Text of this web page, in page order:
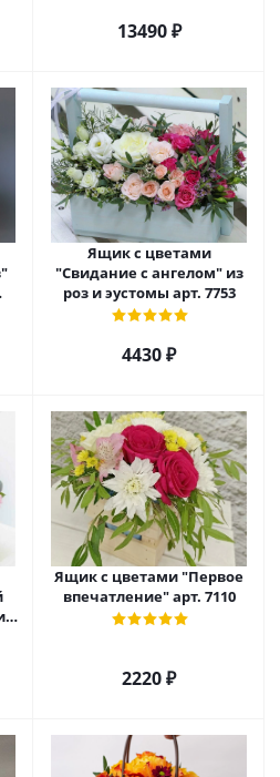
13490 ₽
Ящик с цветами
"Свидание с ангелом" из
роз и эустомы арт. 7753
4430 ₽
Ящик с цветами "Первое
впечатление" арт. 7110
2220 ₽